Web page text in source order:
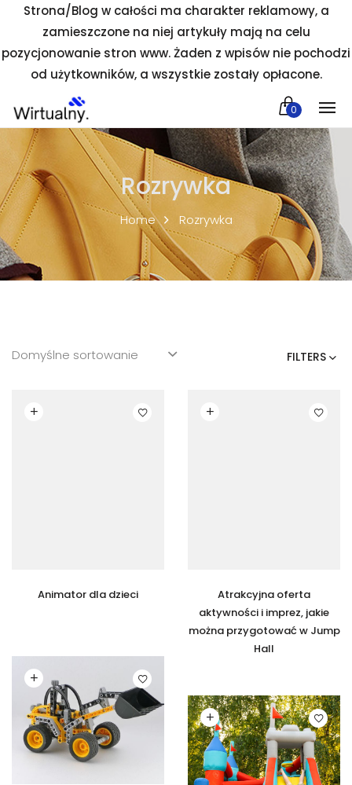
Strona/Blog w całości ma charakter reklamowy, a
zamieszczone na niej artykuły mają na celu
pozycjonowanie stron www. Żaden z wpisów nie pochodzi
od użytkowników, a wszystkie zostały opłacone.
0
Rozrywka
Home Rozrywka
FILTERS
Animator dla dzieci
Czytaj dalej
Atrakcyjna oferta
aktywności i imprez, jakie
można przygotować w Jump
Hall
Czytaj dalej
Czytaj dalej
Czytaj dalej